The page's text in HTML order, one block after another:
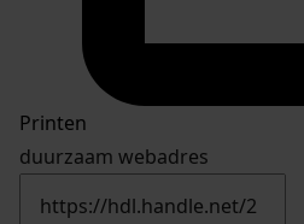
Printen
duurzaam webadres